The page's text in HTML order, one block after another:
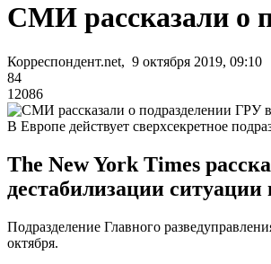
СМИ рассказали о
Корреспондент.net, 9 октября 2019, 09:10
84
12086
В Европе действует сверхсекретное
The New York Times
дестабилизации
Подразделение Главного
октября.